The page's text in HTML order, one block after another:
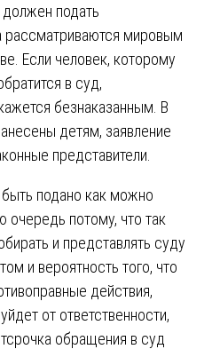
подать
рассматриваются мировым
Если человек, которому
в суд,
безнаказанным. В
детям, заявление
представители.
подано как можно
потому, что так
и представлять суду
и вероятность того, что
действия,
от ответственности,
обращения в суд